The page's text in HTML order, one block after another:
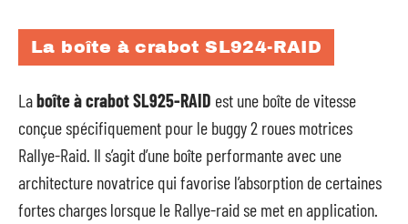
La boîte à crabot SL924-RAID
Laboîte à crabot SL925-RAID est une boîte de vitesse
conçue spécifiquement pour le buggy 2 roues motrices
Rallye-Raid. Il s’agit d’une boîte performante avec une
architecture novatrice qui favorise l’absorption de certaines
fortes charges lorsque le Rallye-raid se met en application.